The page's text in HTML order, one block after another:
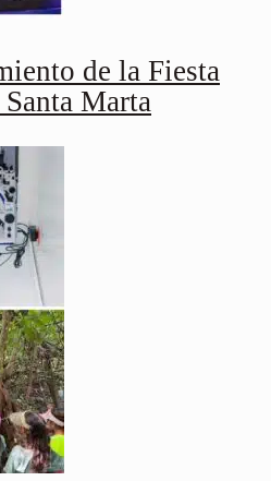
de la Fiesta
Marta